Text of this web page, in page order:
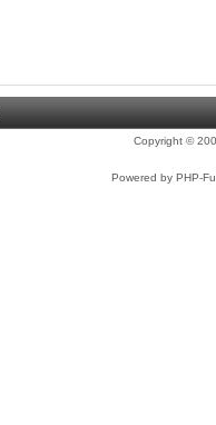
Copyright ©
Powered by PHP-